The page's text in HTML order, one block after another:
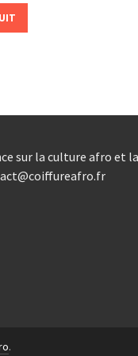
sur la culture afro et la
.